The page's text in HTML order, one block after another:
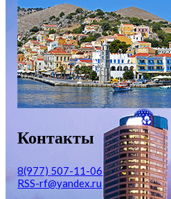
Контакты
8(977) 507-11-06
RSS-rf@yandex.ru